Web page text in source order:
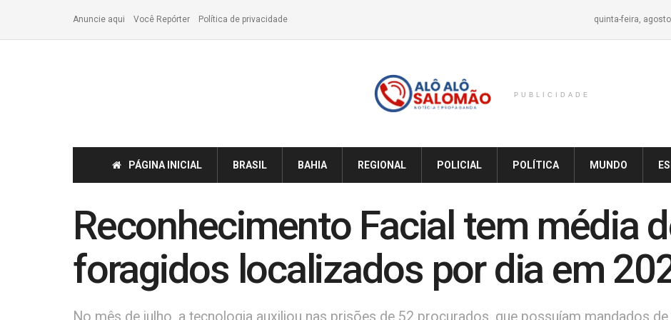
Anuncie aqui Você Repórter Política de privacidade quinta-feira,
PUBLICIDADE
PÁGINA INICIAL BRASIL BAHIA REGIONAL POLICIAL POLÍTICA MUNDO
Reconhecimento Facial tem média
foragidos localizados por dia em